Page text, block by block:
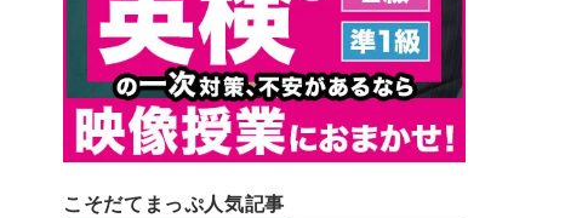
こそだてまっぷ人気記事